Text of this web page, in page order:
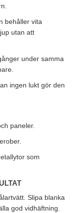
behåller vita
utan att
under samma
ingen lukt gör den
paneler.
som
Slipa blanka
god vidhäftning.